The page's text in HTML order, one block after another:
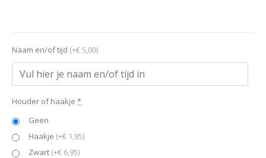
Naam en/of tijd (+€ 5,00)
Houder of haakje *
Geen
Haakje (+€ 1,95)
Zwart (+€ 6,95)